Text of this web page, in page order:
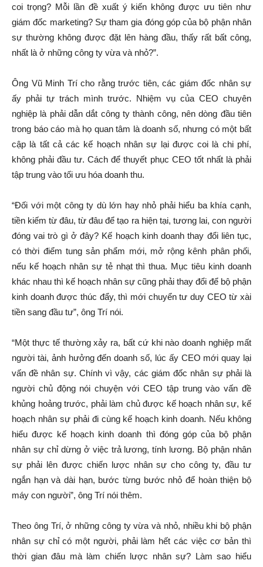
coi trọng? Mỗi lần đề xuất ý kiến không được ưu tiên như
giám đốc marketing? Sự tham gia đóng góp của bộ phận nhân
sự thường không được đặt lên hàng đầu, thấy rất bất công,
nhất là ở những công ty vừa và nhỏ?”.
Ông Vũ Minh Trí cho rằng trước tiên, các giám đốc nhân sự
ấy phải tự trách mình trước. Nhiệm vụ của CEO chuyên
nghiệp là phải dẫn dắt công ty thành công, nên dòng đầu tiên
trong báo cáo mà họ quan tâm là doanh số, nhưng có một bất
cập là tất cả các kế hoạch nhân sự lại được coi là chi phí,
không phải đầu tư. Cách để thuyết phục CEO tốt nhất là phải
tập trung vào tối ưu hóa doanh thu.
“Đối với một công ty dù lớn hay nhỏ phải hiểu ba khía cạnh,
tiền kiếm từ đâu, từ đâu để tạo ra hiện tại, tương lai, con người
đóng vai trò gì ở đây? Kế hoạch kinh doanh thay đổi liên tục,
có thời điểm tung sản phẩm mới, mở rộng kênh phân phối,
nếu kế hoạch nhân sự tẻ nhạt thì thua. Mục tiêu kinh doanh
khác nhau thì kế hoạch nhân sự cũng phải thay đổi để bộ phận
kinh doanh được thúc đẩy, thì mới chuyển tư duy CEO từ xài
tiền sang đầu tư”, ông Trí nói.
“Một thực tế thường xảy ra, bất cứ khi nào doanh nghiệp mất
người tài, ảnh hưởng đến doanh số, lúc ấy CEO mới quay lại
vấn đề nhân sự. Chính vì vậy, các giám đốc nhân sự phải là
người chủ động nói chuyện với CEO tập trung vào vấn đề
khủng hoảng trước, phải làm chủ được kế hoạch nhân sự, kế
hoạch nhân sự phải đi cùng kế hoạch kinh doanh. Nếu không
hiểu được kế hoạch kinh doanh thì đóng góp của bộ phận
nhân sự chỉ dừng ở việc trả lương, tính lương. Bộ phận nhân
sự phải lên được chiến lược nhân sự cho công ty, đầu tư
ngắn hạn và dài hạn, bước từng bước nhỏ để hoàn thiện bộ
máy con người”, ông Trí nói thêm.
Theo ông Trí, ở những công ty vừa và nhỏ, nhiều khi bộ phận
nhân sự chỉ có một người, phải làm hết các việc cơ bản thì
thời gian đâu mà làm chiến lược nhân sự? Làm sao hiểu